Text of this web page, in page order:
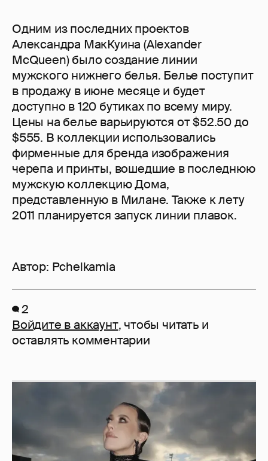
Одним из последних проектов
Александра МакКуина (Alexander
McQueen) было создание линии
мужского нижнего белья. Белье поступит
в продажу в июне месяце и будет
доступно в 120 бутиках по всему миру.
Цены на белье варьируются от $52.50 до
$555. В коллекции использовались
фирменные для бренда изображения
черепа и принты, вошедшие в последнюю
мужскую коллекцию Дома,
представленную в Милане. Также к лету
2011 планируется запуск линии плавок.
Автор: Pchelkamia
2
Войдите в аккаунт, чтобы читать и
оставлять комментарии